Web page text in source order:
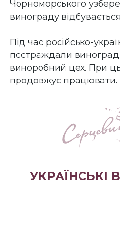
Чорноморського
винограду
Під час російсько-
постраждали
виноробний цех. При
продовжує працювати.
УКРАЇНСЬКІ